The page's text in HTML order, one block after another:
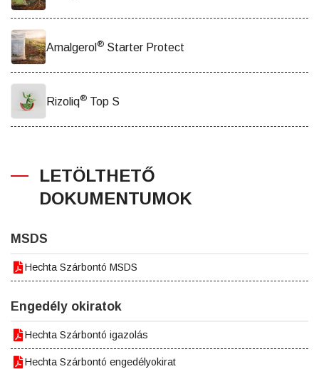
Amalgerol ® Starter Protect
Rizoliq® Top S
LETÖLTHETŐ
DOKUMENTUMOK
MSDS
Hechta Szárbontó MSDS
Engedély okiratok
Hechta Szárbontó igazolás
Hechta Szárbontó engedélyokirat